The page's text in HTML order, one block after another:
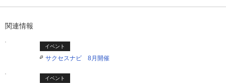
関連情報
イベント
サクセスナビ 8月開催
イベント